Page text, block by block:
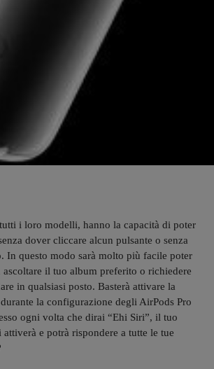
i loro modelli, hanno la capacità di poter
dover cliccare alcun pulsante o senza
In questo modo sarà molto più facile poter
ascoltare il tuo album preferito o richiedere
in qualsiasi posto. Basterà attivare la
la configurazione degli AirPods Pro
ogni volta che dirai “Ehi Siri”, il tuo
attiverà e potrà rispondere a tutte le tue